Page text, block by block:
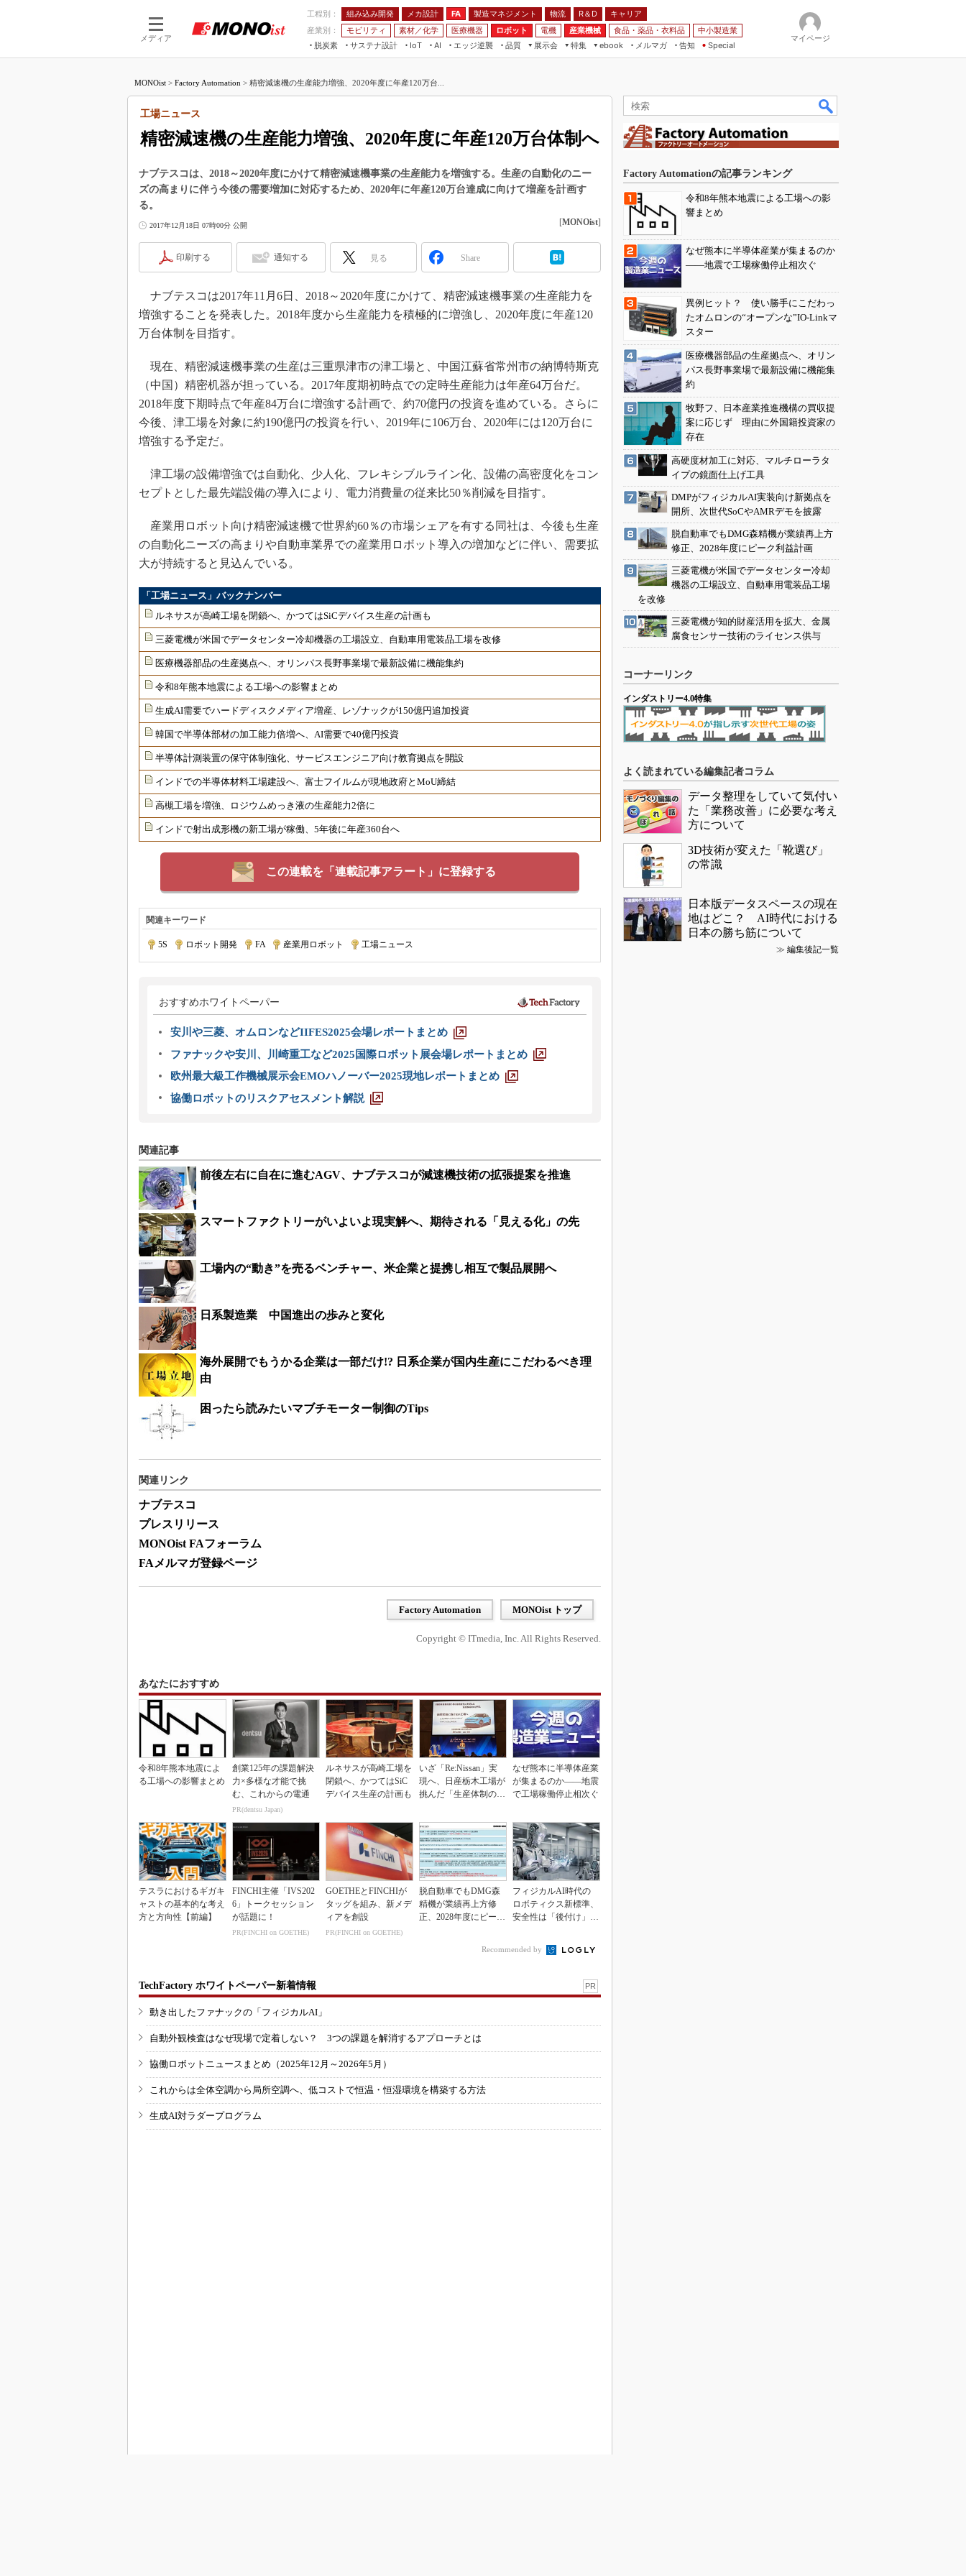
メディア
工程別： 組み込み開発 メカ設計 FA 製造マネジメント 物流 R＆D
キャリア
産業別：
モビリティ 素材／化学 医療機器 ロボット 電機 産業機械 食品・薬品・衣料品
中小製造業
脱炭素
サステナ設計
IoT
つながる工場
AI
AI×設備保全
エッジ逆襲 品質
展示会
JIMTOF
IIFES
ジャパンモビリティショー
スマート工場EXPO
EdgeTech+
日本ものづくりワールド
AUTOMOTIVE WORLD
特集
つながるクルマ
VR／AR
FPGA
組み込み画像技術
車載ソフト開発
無償設計ツール
S＆OP
インダストリー4.0
イノベーション
植物工場
海外生産
グローバル設計・開発
ebook
FA
素材／化学
メルマガ
告知 Special
マイページ
MONOist > Factory Automation > 精密減速機の生産能力増強、2020年度に年産120万台...
精密減速機の生産能力増強、2020年度に年産120万台体制へ
工場ニュース
ナブテスコは、2018～2020年度にかけて精密減速機事業の生産能力を増強する。生産の自動化のニー
ズの高まりに伴う今後の需要増加に対応するため、2020年に年産120万台達成に向けて増産を計画す
る。
2017年12月18日 07時00分 公開 [MONOist]
印刷する 通知する 見る Share
ナブテスコは2017年11月6日、2018～2020年度にかけて、精密減速機事業の生産能力を
増強することを発表した。2018年度から生産能力を積極的に増強し、2020年度に年産120
万台体制を目指す。
現在、精密減速機事業の生産は三重県津市の津工場と、中国江蘇省常州市の納博特斯克
（中国）精密机器が担っている。2017年度期初時点での定時生産能力は年産64万台だ。
2018年度下期時点で年産84万台に増強する計画で、約70億円の投資を進めている。さらに
今後、津工場を対象に約190億円の投資を行い、2019年に106万台、2020年には120万台に
増強する予定だ。
津工場の設備増強では自動化、少人化、フレキシブルライン化、設備の高密度化をコン
セプトとした最先端設備の導入により、電力消費量の従来比50％削減を目指す。
産業用ロボット向け精密減速機で世界約60％の市場シェアを有する同社は、今後も生産
の自動化ニーズの高まりや自動車業界での産業用ロボット導入の増加などに伴い、需要拡
大が持続すると見込んでいる。
「工場ニュース」バックナンバー
ルネサスが高崎工場を閉鎖へ、かつてはSiCデバイス生産の計画も
三菱電機が米国でデータセンター冷却機器の工場設立、自動車用電装品工場を改修
医療機器部品の生産拠点へ、オリンパス長野事業場で最新設備に機能集約
令和8年熊本地震による工場への影響まとめ
生成AI需要でハードディスクメディア増産、レゾナックが150億円追加投資
韓国で半導体部材の加工能力倍増へ、AI需要で40億円投資
半導体計測装置の保守体制強化、サービスエンジニア向け教育拠点を開設
インドでの半導体材料工場建設へ、富士フイルムが現地政府とMoU締結
高槻工場を増強、ロジウムめっき液の生産能力2倍に
インドで射出成形機の新工場が稼働、5年後に年産360台へ
この連載を「連載記事アラート」に登録する
関連キーワード
5S ロボット開発 FA| 産業用ロボット 工場ニュース
おすすめホワイトペーパー
安川や三菱、オムロンなどIIFES2025会場レポートまとめ
ファナックや安川、川崎重工など2025国際ロボット展会場レポートまとめ
欧州最大級工作機械展示会EMOハノーバー2025現地レポートまとめ
協働ロボットのリスクアセスメント解説
関連記事
前後左右に自在に進むAGV、ナブテスコが減速機技術の拡張提案を推進
スマートファクトリーがいよいよ現実解へ、期待される「見える化」の先
工場内の“動き”を売るベンチャー、米企業と提携し相互で製品展開へ
日系製造業 中国進出の歩みと変化
海外展開でもうかる企業は一部だけ!? 日系企業が国内生産にこだわるべき理
由
困ったら読みたいマブチモーター制御のTips
関連リンク
ナブテスコ
プレスリリース
MONOist FAフォーラム
FAメルマガ登録ページ
Factory Automation MONOist トップ
Copyright © ITmedia, Inc. All Rights Reserved.
あなたにおすすめ
令和8年熊本地震によ
る工場への影響まとめ
創業125年の課題解決
力×多様な才能で挑
む、これからの電通
PR(dentsu Japan)
ルネサスが高崎工場を
閉鎖へ、かつてはSiC
デバイス生産の計画も
いざ「Re:Nissan」実
現へ、日産栃木工場が
挑んだ「生産体制の比
なぜ熊本に半導体産業
が集まるのか――地震
で工場稼働停止相次ぐ
テスラにおけるギガキ
ャストの基本的な考え
方と方向性【前編】
FINCHI主催「IVS202
6」トークセッション
が話題に！
PR(FINCHI on GOETHE)
GOETHEとFINCHIが
タッグを組み、新メデ
ィアを創設
PR(FINCHI on GOETHE)
脱自動車でもDMG森
精機が業績再上方修
正、2028年度にピーク
フィジカルAI時代の
ロボティクス新標準、
安全性は「後付け」で
Recommended by
TechFactory ホワイトペーパー新着情報 PR
動き出したファナックの「フィジカルAI」
自動外観検査はなぜ現場で定着しない？ 3つの課題を解消するアプローチとは
協働ロボットニュースまとめ（2025年12月～2026年5月）
これからは全体空調から局所空調へ、低コストで恒温・恒湿環境を構築する方法
生成AI対ラダープログラム
Factory Automationの記事ランキング
令和8年熊本地震による工場への影
響まとめ
なぜ熊本に半導体産業が集まるのか
――地震で工場稼働停止相次ぐ
異例ヒット？ 使い勝手にこだわっ
たオムロンの“オープンな”IO-Linkマ
スター
医療機器部品の生産拠点へ、オリン
パス長野事業場で最新設備に機能集
約
牧野フ、日本産業推進機構の買収提
案に応じず 理由に外国籍投資家の
存在
高硬度材加工に対応、マルチローラタ
イプの鏡面仕上げ工具
DMPがフィジカルAI実装向け新拠点を
開所、次世代SoCやAMRデモを披露
脱自動車でもDMG森精機が業績再上方
修正、2028年度にピーク利益計画
三菱電機が米国でデータセンター冷却
機器の工場設立、自動車用電装品工場
を改修
三菱電機が知的財産活用を拡大、金属
腐食センサー技術のライセンス供与
コーナーリンク
インダストリー4.0特集
よく読まれている編集記者コラム
データ整理をしていて気付い
た「業務改善」に必要な考え
方について
3D技術が変えた「靴選び」
の常識
日本版データスペースの現在
地はどこ？ AI時代における
日本の勝ち筋について
≫ 編集後記一覧